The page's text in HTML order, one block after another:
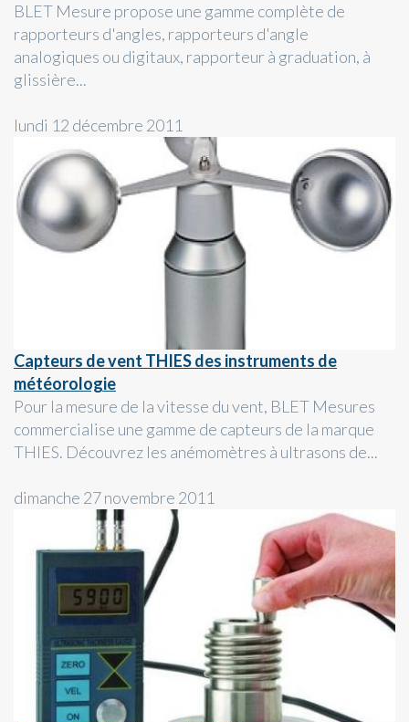
BLET Mesure propose une gamme complète de
rapporteurs d'angles, rapporteurs d'angle
analogiques ou digitaux, rapporteur à graduation, à
glissière...
lundi 12 décembre 2011
Capteurs de vent THIES des instruments de
météorologie
Pour la mesure de la vitesse du vent, BLET Mesures
commercialise une gamme de capteurs de la marque
THIES. Découvrez les anémomètres à ultrasons de...
dimanche 27 novembre 2011